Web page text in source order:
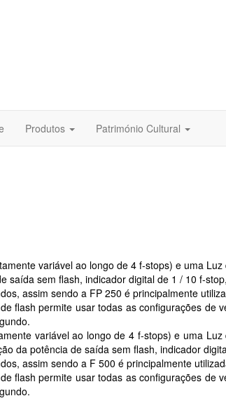
Produtos Património Cultural
variável ao longo de 4 f-stops) e uma Luz
saída sem flash, indicador digital de 1 / 10 f-
assim sendo a FP 250 é principalmente
flash permite usar todas as configurações
variável ao longo de 4 f-stops) e uma Luz
da potência de saída sem flash, indicador
assim sendo a F 500 é principalmente
flash permite usar todas as configurações